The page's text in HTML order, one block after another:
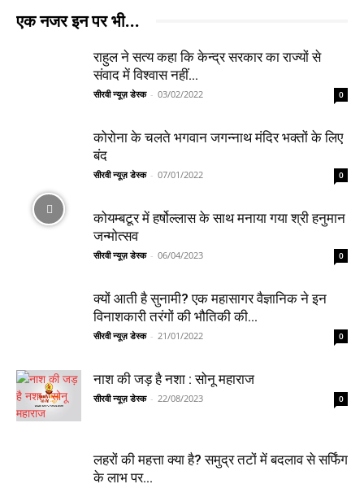
एक नजर इन पर भी...
राहुल ने सत्य कहा कि केन्द्र सरकार का राज्यों से
संवाद में विश्वास नहीं...
सीरवी न्यूज़ डेस्क - 03/02/2022 0
कोरोना के चलते भगवान जगन्नाथ मंदिर भक्तों के लिए
बंद
सीरवी न्यूज़ डेस्क - 07/01/2022 0
कोयम्बटूर में हर्षोल्लास के साथ मनाया गया श्री हनुमान
जन्मोत्सव
सीरवी न्यूज़ डेस्क - 06/04/2023 0
क्यों आती है सुनामी? एक महासागर वैज्ञानिक ने इन
विनाशकारी तरंगों की भौतिकी की...
सीरवी न्यूज़ डेस्क - 21/01/2022 0
नाश की जड़ है नशा : सोनू महाराज
सीरवी न्यूज़ डेस्क - 22/08/2023 0
लहरों की महत्ता क्या है? समुद्र तटों में बदलाव से सर्फिंग
के लाभ पर...